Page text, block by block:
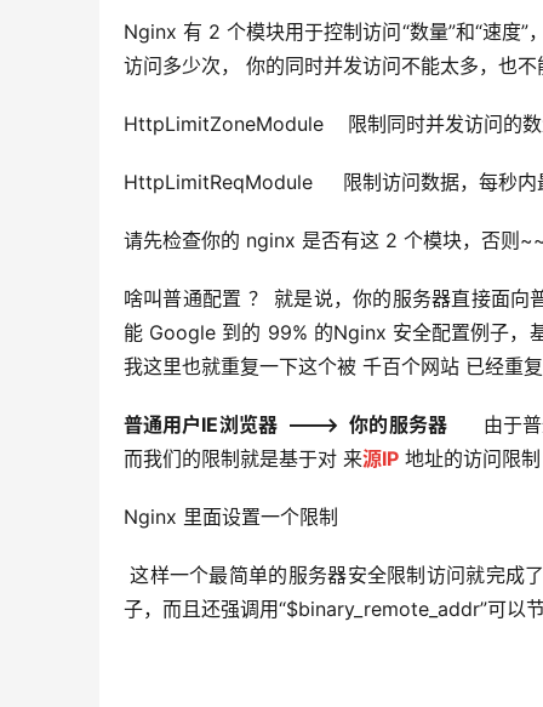
Nginx 有 2 个模块用于控制访问“数量”和“速度
访问多少次， 你的同时并发访问不能太多，也不
HttpLimitZoneModule    限制同时并发访问的
HttpLimitReqModule     限制访问数据，每秒
请先检查你的 nginx 是否有这 2 个模块，否则
啥叫普通配置 ？ 就是说，你的服务器直接面
能 Google 到的 99% 的Nginx 安全配置例子，
我这里也就重复一下这个被 千百个网站 已经重
普通用户IE浏览器  ——->  你的服务器
由于普
而我们的限制就是基于对 来源IP 地址的访问限制
Nginx 里面设置一个限制
这样一个最简单的服务器安全限制访问就完成
子，而且还强调用“$binary_remote_addr”可以